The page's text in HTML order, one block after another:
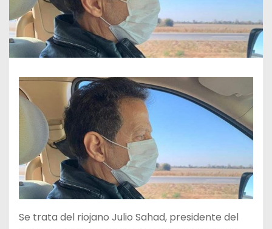
Se trata del riojano Julio Sahad, presidente del